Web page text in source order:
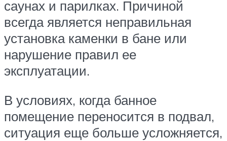
саунах и парилках. Причиной
всегда является неправильная
установка каменки в бане или
нарушение правил ее
эксплуатации.
В условиях, когда банное
помещение переносится в подвал,
ситуация еще больше усложняется,